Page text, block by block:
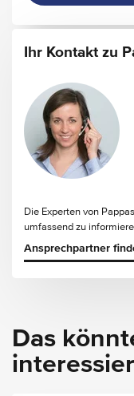
Ihr Kontakt zu
Die Experten von
umfassend zu
Ansprechpartner
Das